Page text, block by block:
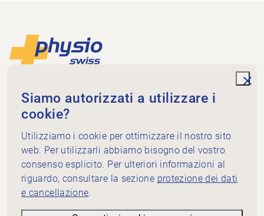
Piè di pagina
Physioswiss
Dammweg 3
3013 Bern
+41 58 255 36 00
info@physioswiss.ch
Media sociali
Informazioni importanti
Conoscenze
Servizi
Siamo autorizzati a utilizzare i
cookie?
Utilizziamo i cookie per ottimizzare il nostro sito
web. Per utilizzarli abbiamo bisogno del vostro
consenso esplicito. Per ulteriori informazioni al
riguardo, consultare la sezione protezione dei dati
e cancellazione.